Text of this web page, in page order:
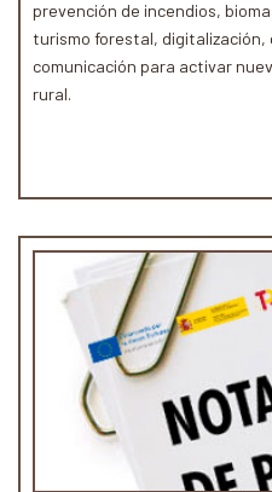
prevención de incendios,
turismo forestal,
comunicación para activar
rural.